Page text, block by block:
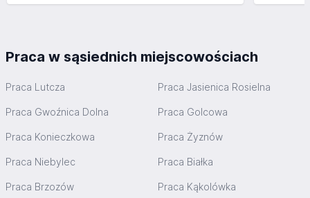
Praca w sąsiednich miejscowościach
Praca Lutcza Praca Jasienica Rosielna
Praca Gwoźnica Dolna Praca Golcowa
Praca Konieczkowa Praca Żyznów
Praca Niebylec Praca Białka
Praca Brzozów Praca Kąkolówka